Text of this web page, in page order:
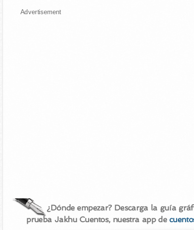
Advertisement
¿Dónde empezar? Descarga la guía
prueba Jakhu Cuentos, nuestra app de